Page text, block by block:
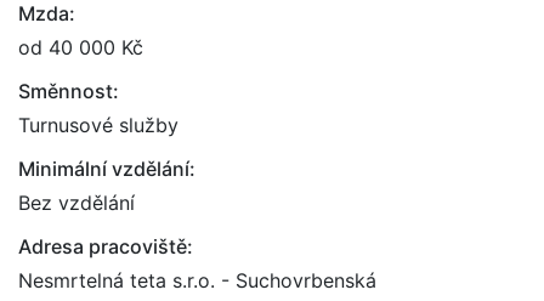
Mzda:
od 40 000 Kč
Směnnost:
Turnusové služby
Minimální vzdělání:
Bez vzdělání
Adresa pracoviště:
Nesmrtelná teta s.r.o. - Suchovrbenská